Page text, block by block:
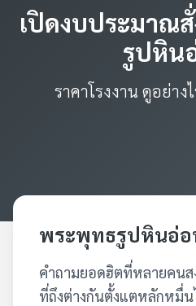
เปิดงบประมาณ
รูปหิน
ราคาโรงงาน ดูอย่าง
พระพุทธรูปหินอ่อ
คำถามยอดฮิตที่หลายคนส
ที่ถึงต่างกันตั้งแตหลักหมื่